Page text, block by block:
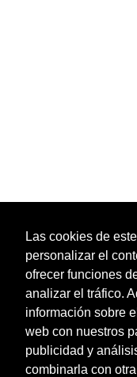
Las cookies de
personalizar el
ofrecer funciones
analizar el tráfico.
información sobre
web con nuestros
publicidad y
combinarla con